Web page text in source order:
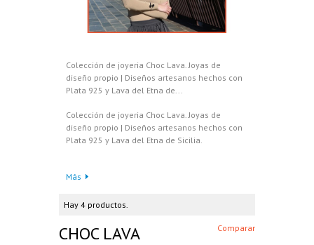
Colección de joyeria Choc Lava. Joyas de
diseño propio | Diseños artesanos hechos con
Plata 925 y Lava del Etna de...
Colección de joyeria Choc Lava. Joyas de
diseño propio | Diseños artesanos hechos con
Plata 925 y Lava del Etna de Sicilia.
Más
Hay 4 productos.
Comparar
CHOC LAVA